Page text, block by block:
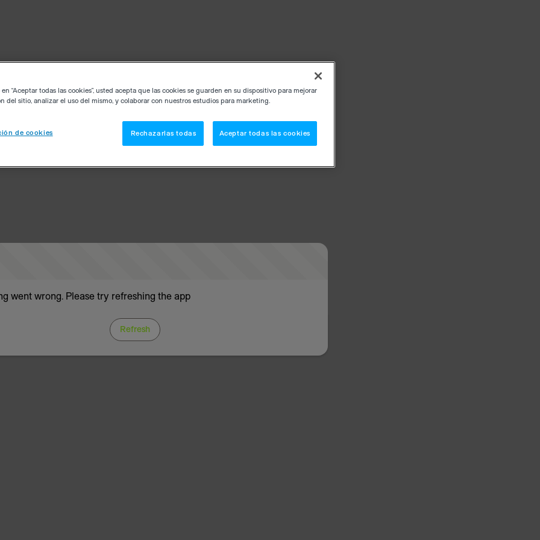
went wrong. Please try refreshing the app
Refresh
“Aceptar todas las cookies”, usted acepta que las cookies se guarden en su dispositivo para mejorar
del sitio, analizar el uso del mismo, y colaborar con nuestros estudios para marketing.
de cookies Rechazarlas todas Aceptar todas las cookies